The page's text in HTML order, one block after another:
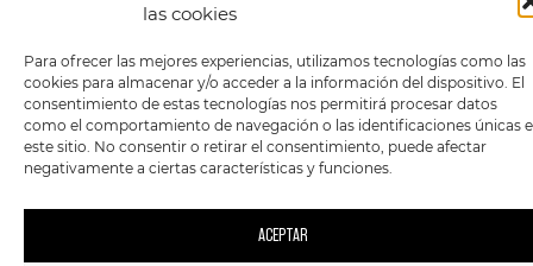
las cookies
Para ofrecer las mejores experiencias, utilizamos tecnologías como las
cookies para almacenar y/o acceder a la información del dispositivo. El
consentimiento de estas tecnologías nos permitirá procesar datos
como el comportamiento de navegación o las identificaciones únicas
este sitio. No consentir o retirar el consentimiento, puede afectar
negativamente a ciertas características y funciones.
ACEPTAR